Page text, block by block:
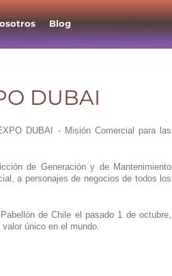
Blog
DUBAI
DUBAI - Misión Comercial para las
de Generación y de Mantenimiento
a personajes de negocios de todos los
de Chile el pasado 1 de octubre,
único en el mundo.